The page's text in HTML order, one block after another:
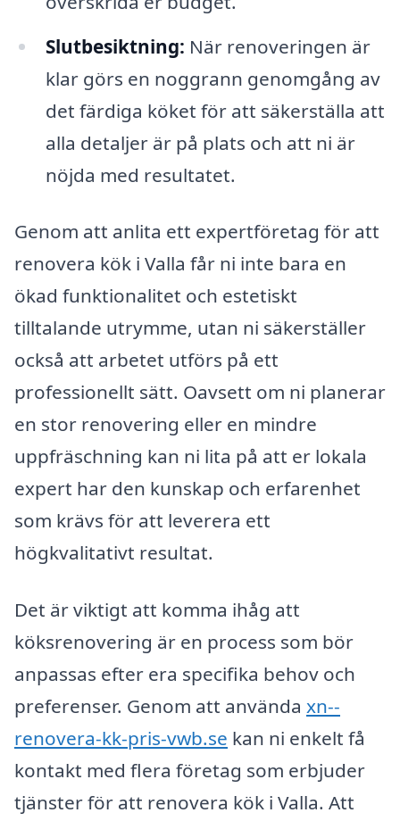
Slutbesiktning: När renoveringen är
klar görs en noggrann genomgång av
det färdiga köket för att säkerställa att
alla detaljer är på plats och att ni är
nöjda med resultatet.
Genom att anlita ett expertföretag för att
renovera kök i Valla får ni inte bara en
ökad funktionalitet och estetiskt
tilltalande utrymme, utan ni säkerställer
också att arbetet utförs på ett
professionellt sätt. Oavsett om ni planerar
en stor renovering eller en mindre
uppfräschning kan ni lita på att er lokala
expert har den kunskap och erfarenhet
som krävs för att leverera ett
högkvalitativt resultat.
Det är viktigt att komma ihåg att
köksrenovering är en process som bör
anpassas efter era specifika behov och
preferenser. Genom att använda xn--
renovera-kk-pris-vwb.se kan ni enkelt få
kontakt med flera företag som erbjuder
tjänster för att renovera kök i Valla. Att